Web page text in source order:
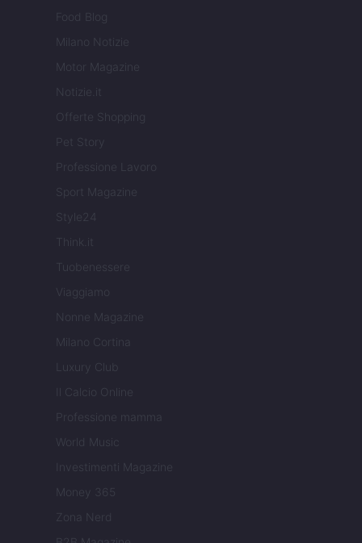
Food Blog
Milano Notizie
Motor Magazine
Notizie.it
Offerte Shopping
Pet Story
Professione Lavoro
Sport Magazine
Style24
Think.it
Tuobenessere
Viaggiamo
Nonne Magazine
Milano Cortina
Luxury Club
Il Calcio Online
Professione mamma
World Music
Investimenti Magazine
Money 365
Zona Nerd